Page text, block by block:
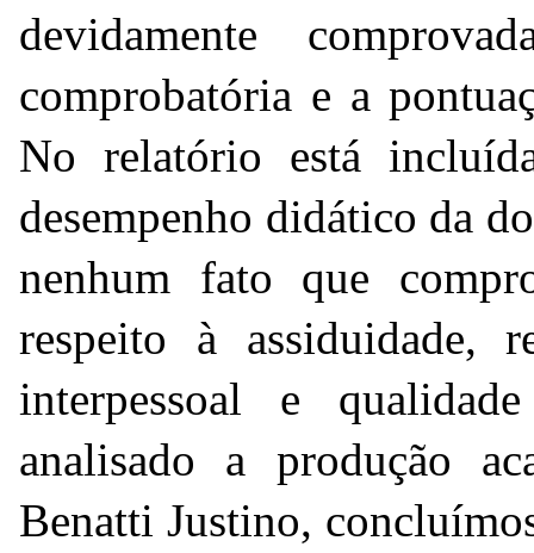
devidamente
comprobatória e a
No relatório está
desempenho didático da
nenhum fato que
respeito à assiduidade,
interpessoal e
analisado a produção
Benatti Justino,